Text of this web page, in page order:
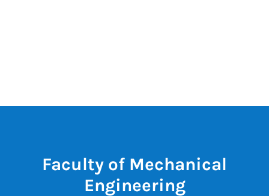
Faculty of Mechanical
Engineering